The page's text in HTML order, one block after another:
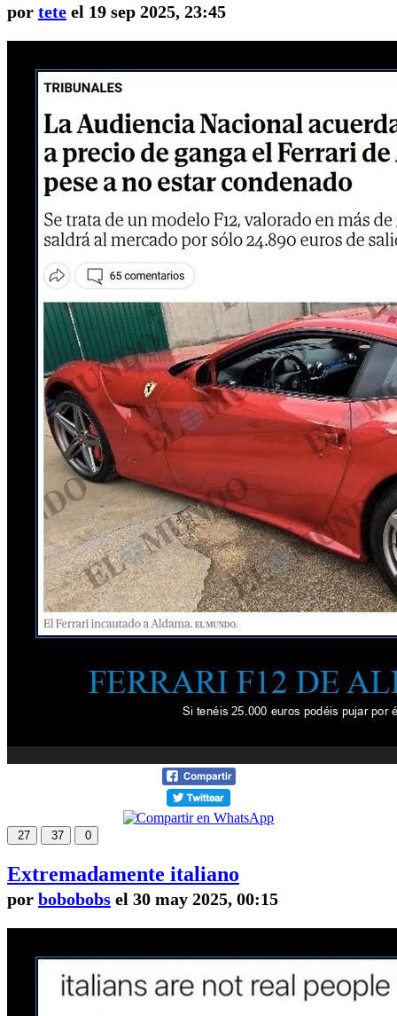
por tete el 19 sep 2025, 23:45
27 37 0
Extremadamente italiano
por bobobobs el 30 may 2025, 00:15